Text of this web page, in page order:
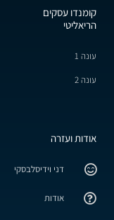
קומנדו עסקים
הריאליטי
עונה 1
עונה 2
אודות ועזרה
דני וידיסלבסקי
אודות